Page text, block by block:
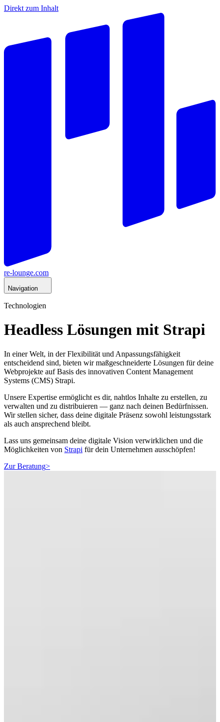
Direkt zum Inhalt
re-lounge.com
Navigation
Technologien
Headless Lösungen mit Strapi
In einer Welt, in der Flexibilität und Anpassungsfähigkeit
entscheidend sind, bieten wir maßgeschneiderte Lösungen für deine
Webprojekte auf Basis des innovativen Content Management
Systems (CMS) Strapi.
Unsere Expertise ermöglicht es dir, nahtlos Inhalte zu erstellen, zu
verwalten und zu distribuieren — ganz nach deinen Bedürfnissen.
Wir stellen sicher, dass deine digitale Präsenz sowohl leistungsstark
als auch ansprechend bleibt.
Lass uns gemeinsam deine digitale Vision verwirklichen und die
Möglichkeiten von Strapi für dein Unternehmen ausschöpfen!
Zur Beratung>